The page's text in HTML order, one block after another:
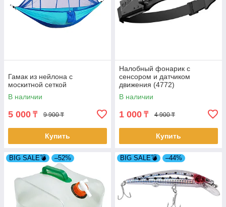
Гамак из нейлона с
москитной сеткой
В наличии
5 000 ₸ 9 900 ₸
Купить
Налобный фонарик с
сенсором и датчиком
движения (4772)
В наличии
1 000 ₸ 4 900 ₸
Купить
BIG SALE💣 –52% BIG SALE💣 –44%